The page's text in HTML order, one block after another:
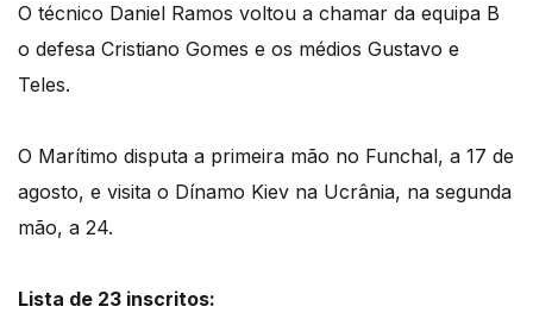
O técnico Daniel Ramos voltou a chamar da equipa B
o defesa Cristiano Gomes e os médios Gustavo e
Teles.
O Marítimo disputa a primeira mão no Funchal, a 17 de
agosto, e visita o Dínamo Kiev na Ucrânia, na segunda
mão, a 24.
Lista de 23 inscritos: